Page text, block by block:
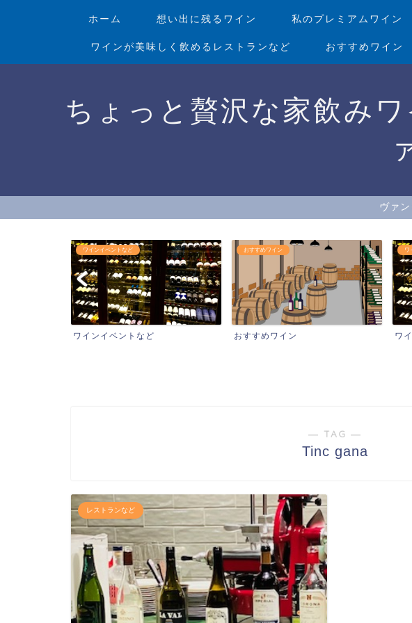
ホーム 想い出に残るワイン 私のプレミアムワイン
ワインが美味しく飲めるレストランなど おすすめワイン
ちょっと贅沢な家飲み
ヴァ
おすすめワイン
おすすめワイン
ワインショップ
― TAG ―
Tinc gana
レストランなど